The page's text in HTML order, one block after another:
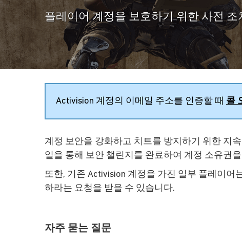
플레이어 계정을 보호하기 위한 사전
Activision 계정의 이메일 주소를 인증할 때 콜
계정 보안을 강화하고 치트를 방지하기 위한 지
일을 통해 보안 챌린지를 완료하여 계정 소유권
또한, 기존 Activision 계정을 가진 일부 플레이
하라는 요청을 받을 수 있습니다.
자주 묻는 질문